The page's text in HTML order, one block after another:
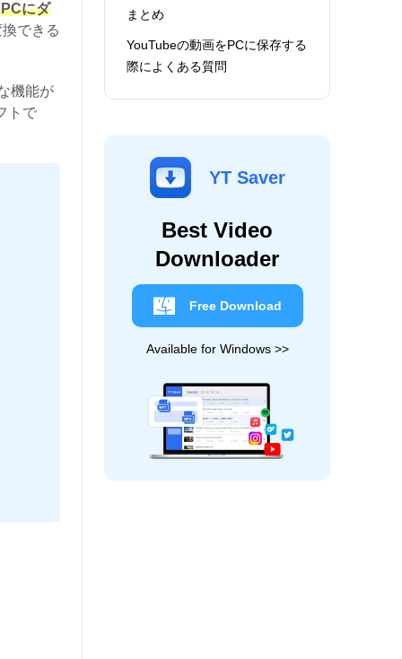
にダ
できる
機能が
トで
まとめ
YouTubeの動画をPCに保存する
際によくある質問
YT Saver
Best Video
Downloader
Free Download
Available for Windows >>